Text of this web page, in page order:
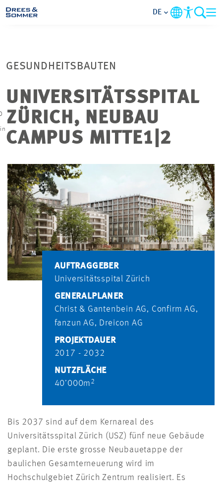
UNTERNEHMEN
IM FOKUS
PROJEKTE
DE
GESUNDHEITSBAUTEN
UNIVERSITÄTSSPITAL
ZÜRICH, NEUBAU
CAMPUS MITTE1|2
AUFTRAGGEBER
Universitätsspital Zürich
GENERALPLANER
Christ & Gantenbein AG, Confirm AG,
fanzun AG, Dreicon AG
PROJEKTDAUER
2017 - 2032
NUTZFLÄCHE
40’000m 2
Bis 2037 sind auf dem Kernareal des
Universitätsspital Zürich (USZ) fünf neue Gebäude
geplant. Die erste grosse Neubauetappe der
baulichen Gesamterneuerung wird im
Hochschulgebiet Zürich Zentrum realisiert. Es